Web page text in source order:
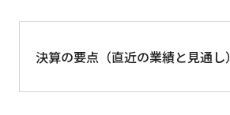
決算の要点（直近の業績と見通し）